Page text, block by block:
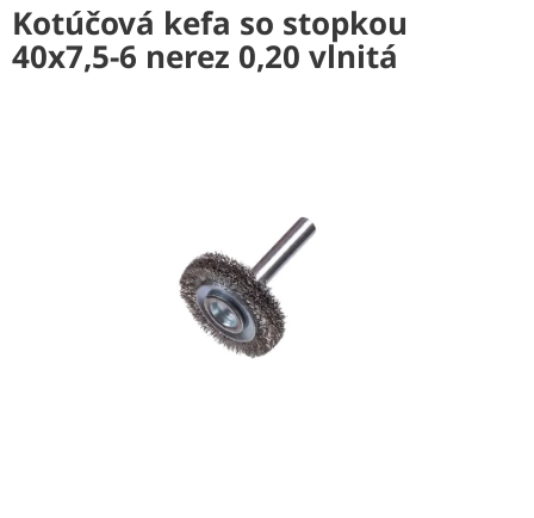
Kotúčová kefa so stopkou
40x7,5-6 nerez 0,20 vlnitá